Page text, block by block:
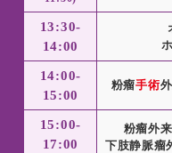
13:30-
14:00
14:00-
15:00
粉瘤手術
15:00-
17:00
粉瘤外来
下肢静脈瘤